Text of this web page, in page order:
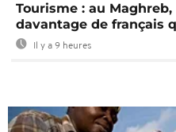
Tourisme : au
davantage de français
Il y a 9 heures